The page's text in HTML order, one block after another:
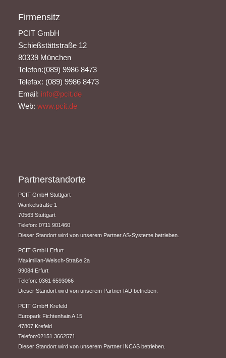
Firmensitz
PCIT GmbH
Schießstättstraße 12
80339 München
Telefon:(089) 9986 8473
Telefax: (089) 9986 8473
Email: info@pcit.de
Web:www.pcit.de
Partnerstandorte
PCIT GmbH Stuttgart
​Wankelstraße 1
70563 Stuttgart
Telefon: 0711 901460
Dieser Standort wird von unserem Partner AS-Systeme betrieben.
PCIT GmbH Erfurt
​Maximilian-Welsch-Straße 2a
99084 Erfurt
Telefon: 0361 6593066
Dieser Standort wird von unserem Partner IAD betrieben.
PCIT GmbH Krefeld
Europark Fichtenhain A 15
47807 Krefeld
Telefon:02151 3662571
Dieser Standort wird von unserem Partner INCAS betrieben.